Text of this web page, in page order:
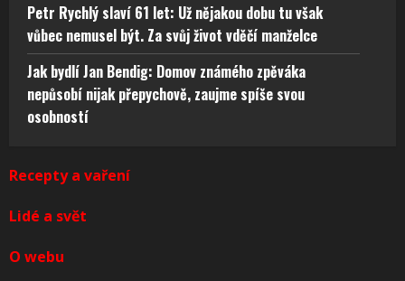
Petr Rychlý slaví 61 let: Už nějakou dobu tu však
vůbec nemusel být. Za svůj život vděčí manželce
Jak bydlí Jan Bendig: Domov známého zpěváka
nepůsobí nijak přepychově, zaujme spíše svou
osobností
Recepty a vaření
Lidé a svět
O webu